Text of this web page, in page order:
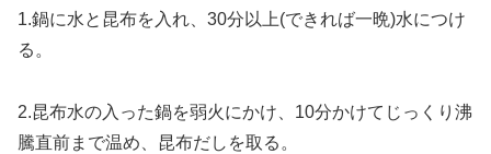
1.鍋に水と昆布を入れ、30分以上(できれば一晩)水につけ
る。
2.昆布水の入った鍋を弱火にかけ、10分かけてじっくり沸
騰直前まで温め、昆布だしを取る。